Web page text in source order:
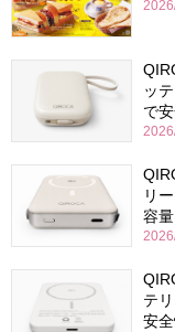
ッ
で
リ
容
テ
安